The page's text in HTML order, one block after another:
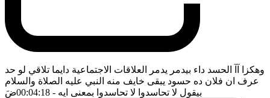
وهكزا آآ الحسد داء بيدمر يدمر العلاقات الاجتماعية دايما تلاقي لو حد
عرف ان فلان ده حسود يبقى خايف منه النبي عليه الصلاة والسلام
بيقول لا تحاسدوا لا تحاسدوا بمعنى ايه - 00:04:18 ضَ